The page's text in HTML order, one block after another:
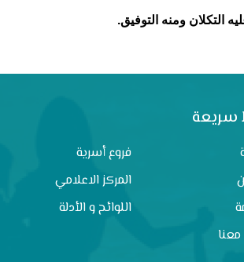
التكلان ومنه التوفيق.
سريعة
فروع أسرية
المركز الاعلامي
اللوائح و الأدلة